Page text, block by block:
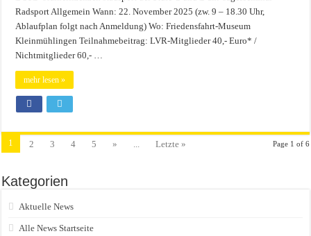
Radsport Allgemein Wann: 22. November 2025 (zw. 9 – 18.30 Uhr,
Ablaufplan folgt nach Anmeldung) Wo: Friedensfahrt-Museum
Kleinmühlingen Teilnahmebeitrag: LVR-Mitglieder 40,- Euro* /
Nichtmitglieder 60,- …
mehr lesen »
Page 1 of 6
1 2 3 4 5 » ... Letzte »
Kategorien
Aktuelle News
Alle News Startseite